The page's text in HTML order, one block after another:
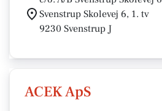
Svenstrup Skolevej 6, 1. tv
9230 Svenstrup J
ACEK ApS